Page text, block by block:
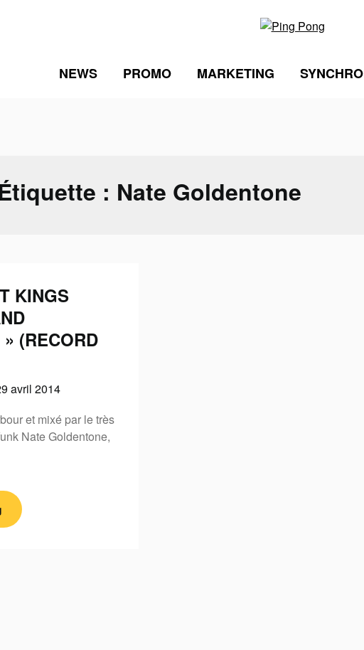
NEWS PROMO MARKETING SYNCHRO
: Nate Goldentone
KINGS
(RECORD
avril 2014
et mixé par le très
Nate Goldentone,